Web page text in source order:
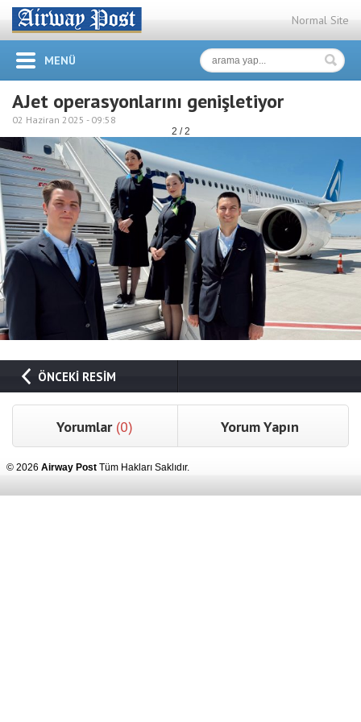
Normal Site
MENÜ
AJet operasyonlarını genişletiyor
02 Haziran 2025 - 09:58
2 / 2
ÖNCEKİ RESİM
Yorumlar (0) Yorum Yapın
© 2026 Airway Post Tüm Hakları Saklıdır.